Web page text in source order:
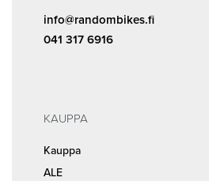
info@randombikes.fi
041 317 6916
KAUPPA
Kauppa
ALE